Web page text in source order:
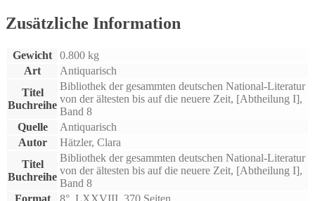
Zusätzliche Information
Gewicht
0.800 kg
Art
Antiquarisch
Titel
Buchreihe
Bibliothek der gesammten deutschen National-Literatur
von der ältesten bis auf die neuere Zeit, [Abtheilung I],
Band 8
Quelle
Antiquarisch
Autor
Hätzler, Clara
Titel
Buchreihe
Bibliothek der gesammten deutschen National-Literatur
von der ältesten bis auf die neuere Zeit, [Abtheilung I],
Band 8
Format
8°. LXXVIII, 370 Seiten.